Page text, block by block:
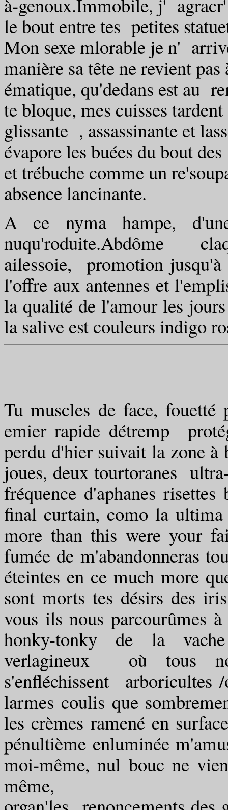
le bout entre tes petites
Mon sexe mlorable je n'
manière sa tête ne revient
ématique, qu'dedans est au
te bloque, mes cuisses
glissante , assassinante et
évapore les buées du bout
et trébuche comme un
absence lancinante.
A ce nyma hampe,
nuqu'roduite.Abdôme
ailessoie, promotion
l'offre aux antennes et
la qualité de l'amour les
la salive est couleurs indigo
Tu muscles de face,
emier rapide détremp
perdu d'hier suivait la zone à
joues, deux tourtoranes
fréquence d'aphanes
final curtain, como la
more than this were your
fumée de m'abandonneras
éteintes en ce much more
sont morts tes désirs des
vous ils nous parcourûmes
honky-tonky de la vache
verlagineux où tous
s'enfléchissent arboricultes
larmes coulis que
les crèmes ramené en
pénultième enluminée
moi-même, nul bouc ne
même,